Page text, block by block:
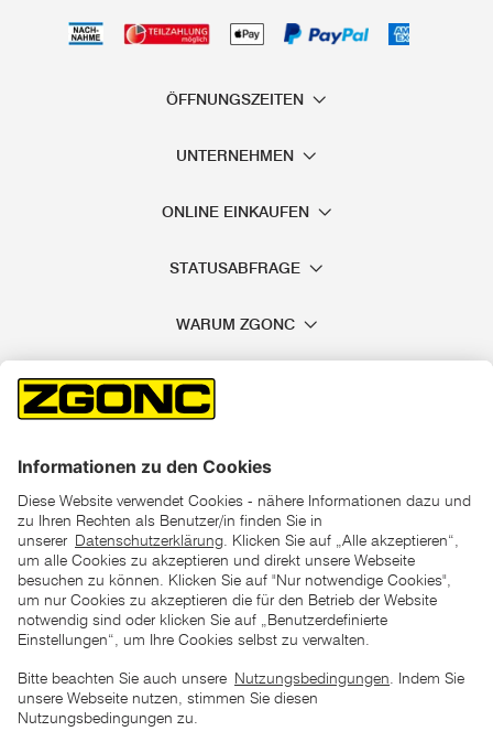
ÖFFNUNGSZEITEN
UNTERNEHMEN
ONLINE EINKAUFEN
STATUSABFRAGE
WARUM ZGONC
*der "statt"-Preis ist der niedrigste von uns in den letzten 30
Tagen vor Beginn dieser Aktion verlangte Preis
unter den UVP Preisen auf dieser Website sind die
zu verstehen